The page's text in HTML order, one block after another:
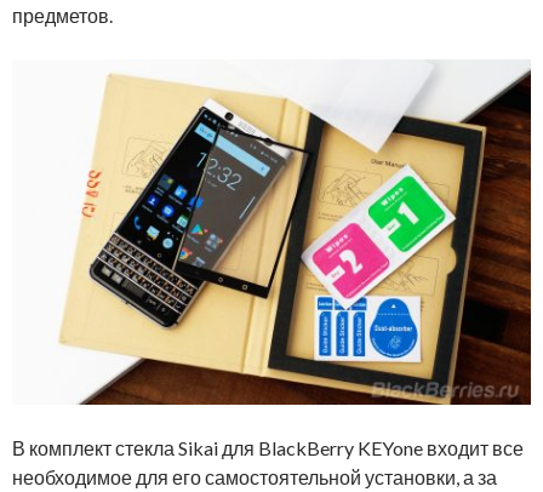
предметов.
В комплект стекла Sikai для BlackBerry KEYone входит все
необходимое для его самостоятельной установки, а за